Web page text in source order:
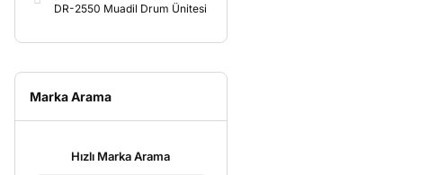
DR-2550 Muadil Drum Ünitesi
Marka Arama
Hızlı Marka Arama